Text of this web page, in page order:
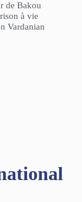
de Bakou
à vie
Vardanian